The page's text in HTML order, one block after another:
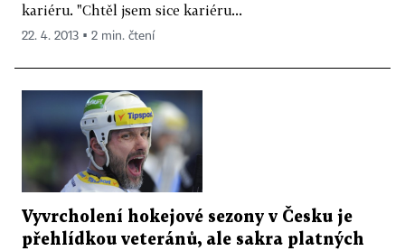
kariéru. "Chtěl jsem sice kariéru...
22. 4. 2013 ▪ 2 min. čtení
Vyvrcholení hokejové sezony v Česku je
přehlídkou veteránů, ale sakra platných